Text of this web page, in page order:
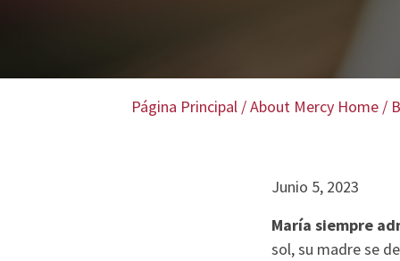
Página Principal /About Mercy Home /
Junio 5, 2023
María siempre
sol, su madre se